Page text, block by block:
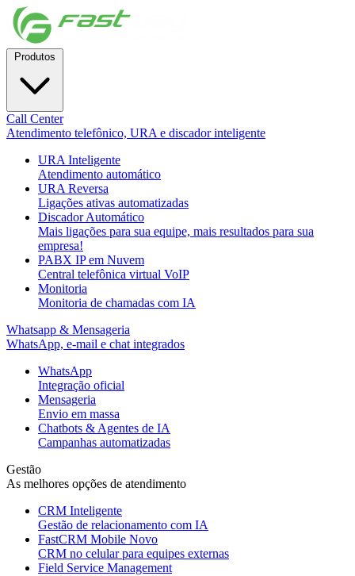
Call Center
Atendimento telefônico, URA e discador inteligente
URA Inteligente
Atendimento automático
URA Reversa
Ligações ativas automatizadas
Discador Automático
Mais ligações para sua equipe, mais resultados para sua
empresa!
PABX IP em Nuvem
Central telefônica virtual VoIP
Monitoria
Monitoria de chamadas com IA
Whatsapp & Mensageria
WhatsApp, e-mail e chat integrados
WhatsApp
Integração oficial
Mensageria
Envio em massa
Chatbots & Agentes de IA
Campanhas automatizadas
Gestão
As melhores opções de atendimento
CRM Inteligente
Gestão de relacionamento com IA
FastCRM Mobile Novo
CRM no celular para equipes externas
Field Service Management